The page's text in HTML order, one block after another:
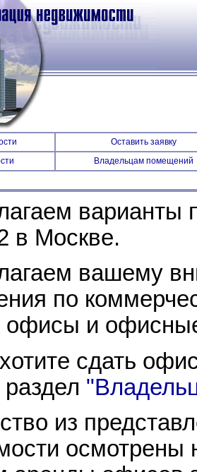
Оставить заявку
Владельцам помещений
варианты
в Москве.
вашему
по
офисы и
сдать
раздел
из